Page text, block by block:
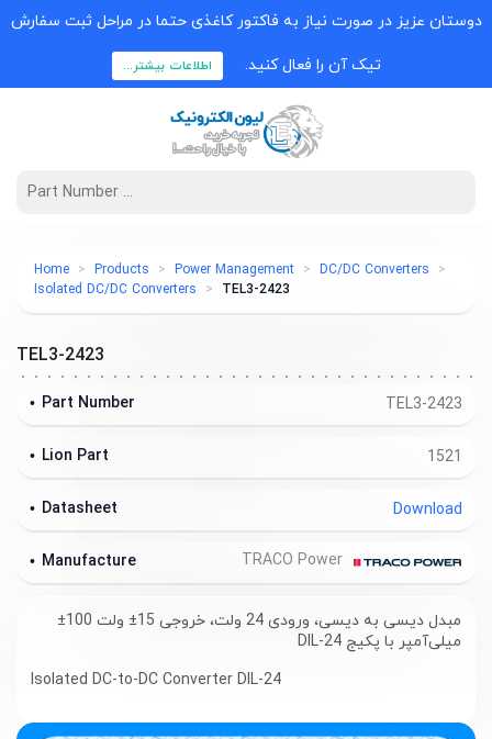
دوستان عزیز در صورت نیاز به فاکتور کاغذی حتما در مراحل ثبت سفارش
تیک آن را فعال کنید. اطلاعات بیشتر...
Home Products Power Management
DC/DC Converters
Isolated DC/DC Converters
TEL3-2423
TEL3-2423
TEL3-2423
Part Number
1521
Lion Part
Download
Datasheet
Manufacture
مبدل دیسی به دیسی، ورودی 24 ولت، خروجی 15± ولت 100±
میلی‌آمپر با پکیج DIL-24
Isolated DC-to-DC Converter DIL-24